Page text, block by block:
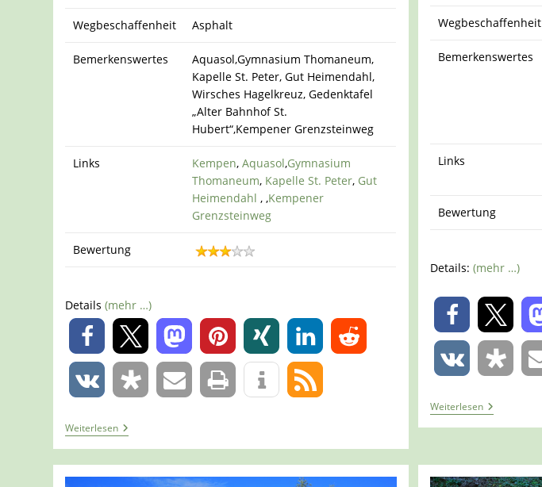
Wegbeschaffenheit Asphalt
Bemerkenswertes
Aquasol,Gymnasium Thomaneum,
Kapelle St. Peter, Gut Heimendahl,
Wirsches Hagelkreuz, Gedenktafel
„Alter Bahnhof St.
Hubert“,Kempener Grenzsteinweg
Links Kempen,Aquasol,Gymnasium
Thomaneum, Kapelle St. Peter, Gut
Heimendahl , ,Kempener
Grenzsteinweg
Bewertung
Details(mehr …)
0
0
WeiterlesenTour
1311
–
Kempen
–
Wegbeschaffenheit
Bemerkenswertes
Links
Bewertung
Details:(mehr …)
0
WeiterlesenTour
1308
–
–
Einmal